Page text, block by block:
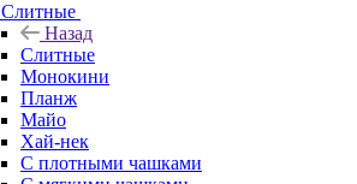
Слитные
Назад
Слитные
Монокини
Планж
Майо
Хай-нек
С плотными чашками